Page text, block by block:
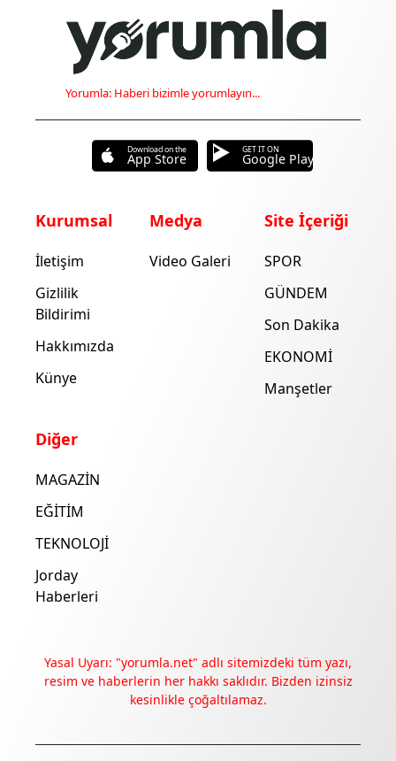
Deneyimini iyileştirmek ve içeriğimizi geliştirmek için çerezler
Yorumla: Haberi bizimle yorumlayın...
Download on the
App Store
GET IT ON
Google Play
Kurumsal
İletişim
Gizlilik
Bildirimi
Hakkımızda
Künye
Medya
Video Galeri
Site İçeriği
SPOR
GÜNDEM
Son Dakika
EKONOMİ
Manşetler
Diğer
MAGAZİN
EĞİTİM
TEKNOLOJİ
Jorday
Haberleri
Yasal Uyarı: "yorumla.net" adlı sitemizdeki tüm yazı,
resim ve haberlerin her hakkı saklıdır. Bizden izinsiz
kesinlikle çoğaltılamaz.